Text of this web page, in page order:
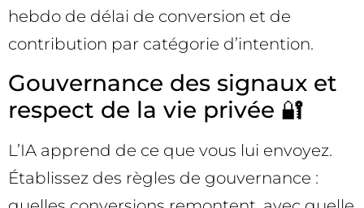
hebdo de délai de conversion et de
contribution par catégorie d’intention.
Gouvernance des signaux et
respect de la vie privée 🔐
L’IA apprend de ce que vous lui envoyez.
Établissez des règles de gouvernance :